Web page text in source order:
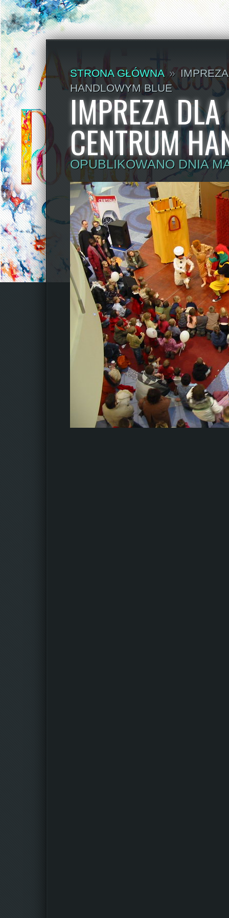
STRONA GŁÓWNA »
HANDLOWYM BLUE
IMPREZA
CENTRUM
OPUBLIKOWANO DNIA